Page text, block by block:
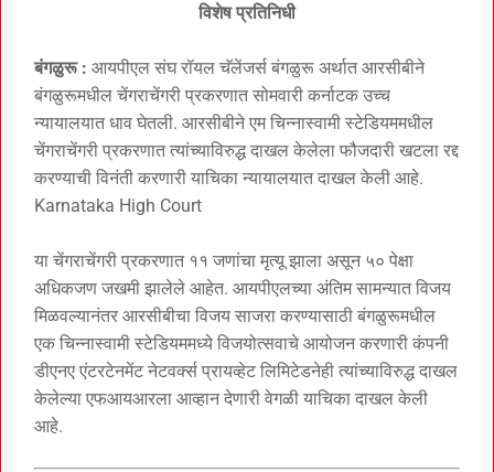
विशेष प्रतिनिधी
बंगळुरू : आयपीएल संघ रॉयल चॅलेंजर्स बंगळुरू अर्थात आरसीबीने
बंगळुरूमधील चेंगराचेंगरी प्रकरणात सोमवारी कर्नाटक उच्च
न्यायालयात धाव घेतली. आरसीबीने एम चिन्नास्वामी स्टेडियममधील
चेंगराचेंगरी प्रकरणात त्यांच्याविरुद्ध दाखल केलेला फौजदारी खटला रद्द
करण्याची विनंती करणारी याचिका न्यायालयात दाखल केली आहे.
Karnataka High Court
या चेंगराचेंगरी प्रकरणात ११ जणांचा मृत्यू झाला असून ५० पेक्षा
अधिकजण जखमी झालेले आहेत. आयपीएलच्या अंतिम सामन्यात विजय
मिळवल्यानंतर आरसीबीचा विजय साजरा करण्यासाठी बंगळुरूमधील
एक चिन्नास्वामी स्टेडियममध्ये विजयोत्सवाचे आयोजन करणारी कंपनी
डीएनए एंटरटेनमेंट नेटवर्क्स प्रायव्हेट लिमिटेडनेही त्यांच्याविरुद्ध दाखल
केलेल्या एफआयआरला आव्हान देणारी वेगळी याचिका दाखल केली
आहे.